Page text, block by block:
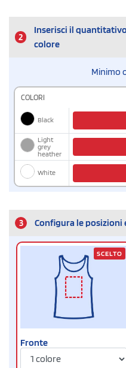
2
Inserisci il
colore
Minimo
COLORI
Black
Light
grey
heather
White
3 Configura le posizioni
Fronte
SCELTO